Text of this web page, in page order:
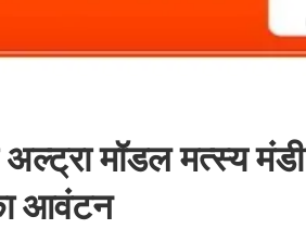
मॉडल मत्स्य
आवंटन